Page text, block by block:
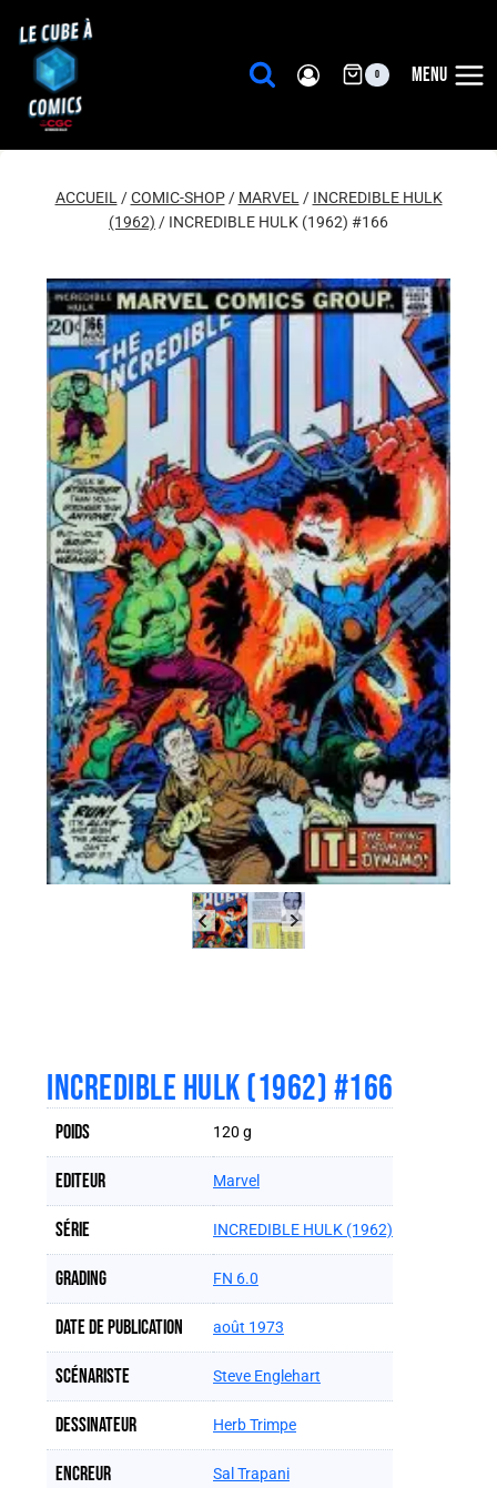
contenu
0 MENU
ACCUEIL / COMIC-SHOP / MARVEL / INCREDIBLE HULK
(1962) / INCREDIBLE HULK (1962) #166
INCREDIBLE HULK (1962) #166
Poids 120 g
Editeur Marvel
Série INCREDIBLE HULK (1962)
Grading FN 6.0
Date de publication août 1973
Scénariste Steve Englehart
Dessinateur Herb Trimpe
Encreur Sal Trapani